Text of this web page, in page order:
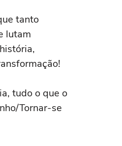
tanto
lutam
tudo o que o
Tornar-se